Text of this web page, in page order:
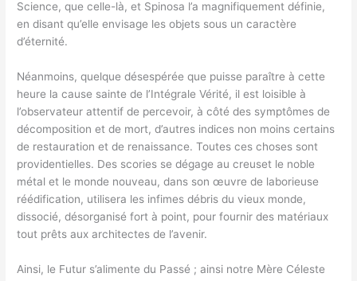
Science, que celle-là, et Spinosa l’a magnifiquement définie,
en disant qu’elle envisage les objets sous un caractère
d’éternité.
Néanmoins, quelque désespérée que puisse paraître à cette
heure la cause sainte de l’Intégrale Vérité, il est loisible à
l’observateur attentif de percevoir, à côté des symptômes de
décomposition et de mort, d’autres indices non moins certains
de restauration et de renaissance. Toutes ces choses sont
providentielles. Des scories se dégage au creuset le noble
métal et le monde nouveau, dans son œuvre de laborieuse
réédification, utilisera les infimes débris du vieux monde,
dissocié, désorganisé fort à point, pour fournir des matériaux
tout prêts aux architectes de l’avenir.
Ainsi, le Futur s’alimente du Passé ; ainsi notre Mère Céleste